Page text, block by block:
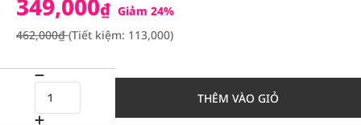
349,000₫ Giảm 24%
462,000₫(Tiết kiệm: 113,000)
THÊM VÀO GIỎ